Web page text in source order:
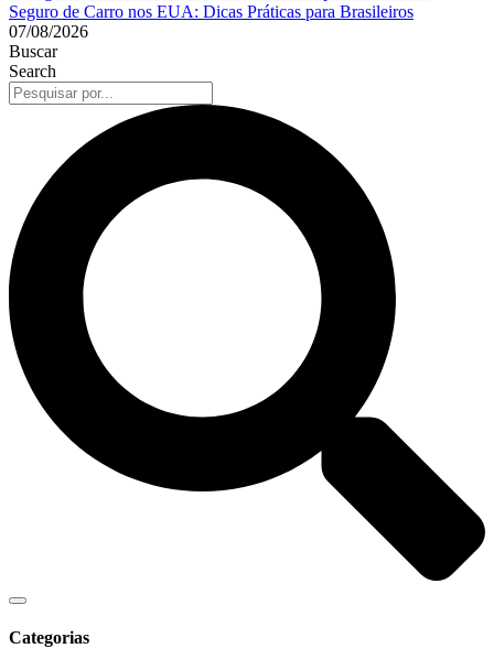
Seguro de Carro nos EUA: Dicas Práticas para Brasileiros
07/08/2026
Buscar
Search
Categorias